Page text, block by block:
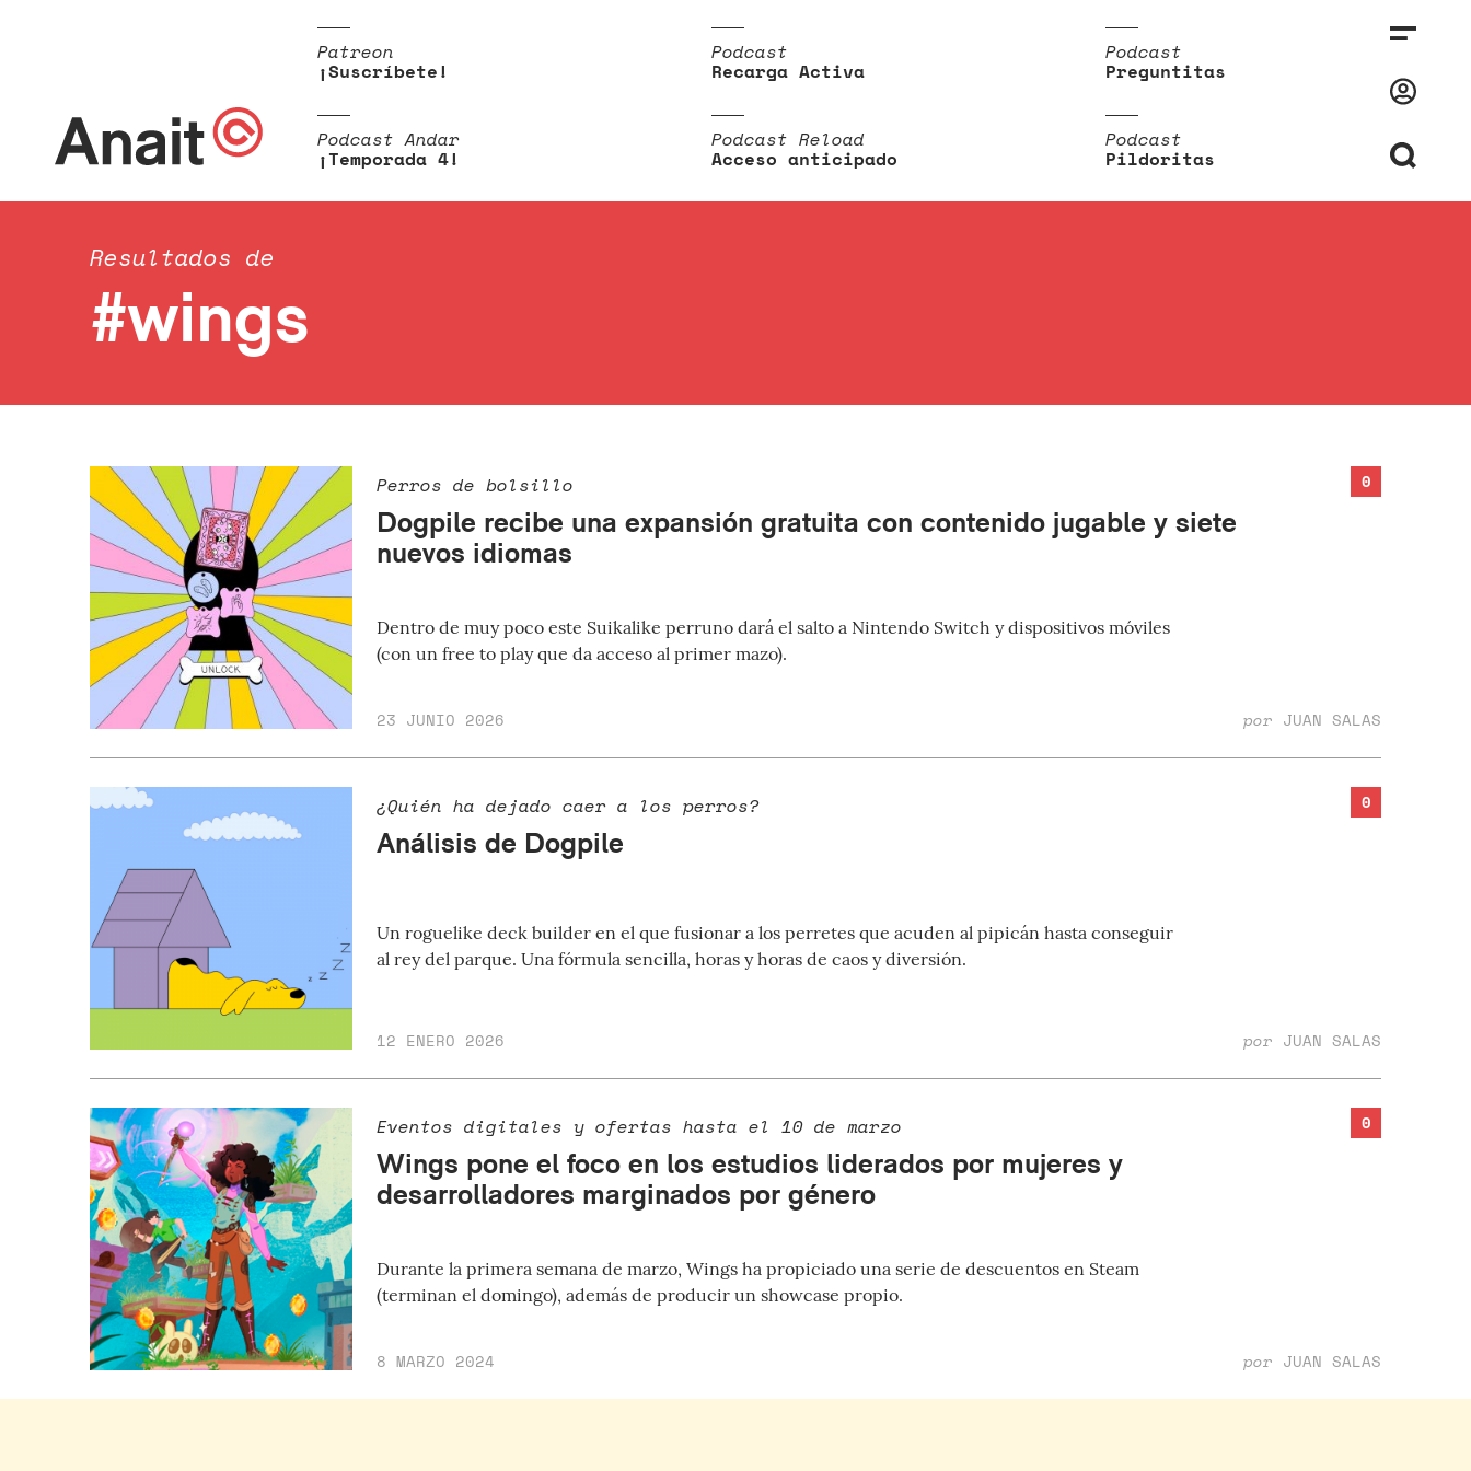
Patreon
¡Suscríbete!
Podcast
Recarga Activa
Podcast
Preguntitas
Podcast Andar
¡Temporada 4!
Podcast Reload
Acceso anticipado
Podcast
Pildoritas
Resultados de
#wings
0
Perros de bolsillo
Dogpile recibe una expansión gratuita con contenido jugable y siete
nuevos idiomas
Dentro de muy poco este Suikalike perruno dará el salto a Nintendo Switch y dispositivos móviles
(con un free to play que da acceso al primer mazo).
23 JUNIO 2026 por JUAN SALAS
0
¿Quién ha dejado caer a los perros?
Análisis de Dogpile
Un roguelike deck builder en el que fusionar a los perretes que acuden al pipicán hasta conseguir
al rey del parque. Una fórmula sencilla, horas y horas de caos y diversión.
12 ENERO 2026 por JUAN SALAS
0
Eventos digitales y ofertas hasta el 10 de marzo
Wings pone el foco en los estudios liderados por mujeres y
desarrolladores marginados por género
Durante la primera semana de marzo, Wings ha propiciado una serie de descuentos en Steam
(terminan el domingo), además de producir un showcase propio.
8 MARZO 2024 por JUAN SALAS